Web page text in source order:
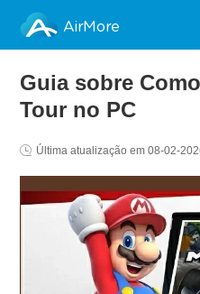
AirMore
Guia sobre
Tour no PC
Última atualização em08-02-